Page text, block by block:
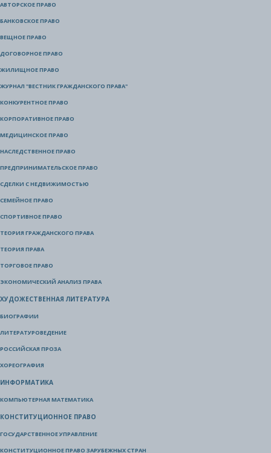
АВТОРСКОЕ ПРАВО
БАНКОВСКОЕ ПРАВО
ВЕЩНОЕ ПРАВО
ДОГОВОРНОЕ ПРАВО
ЖИЛИЩНОЕ ПРАВО
ЖУРНАЛ "ВЕСТНИК ГРАЖДАНСКОГО ПРАВА"
КОНКУРЕНТНОЕ ПРАВО
КОРПОРАТИВНОЕ ПРАВО
МЕДИЦИНСКОЕ ПРАВО
НАСЛЕДСТВЕННОЕ ПРАВО
ПРЕДПРИНИМАТЕЛЬСКОЕ ПРАВО
СДЕЛКИ С НЕДВИЖИМОСТЬЮ
СЕМЕЙНОЕ ПРАВО
СПОРТИВНОЕ ПРАВО
ТЕОРИЯ ГРАЖДАНСКОГО ПРАВА
ТЕОРИЯ ПРАВА
ТОРГОВОЕ ПРАВО
ЭКОНОМИЧЕСКИЙ АНАЛИЗ ПРАВА
ХУДОЖЕСТВЕННАЯ ЛИТЕРАТУРА
БИОГРАФИИ
ЛИТЕРАТУРОВЕДЕНИЕ
РОССИЙСКАЯ ПРОЗА
ХОРЕОГРАФИЯ
ИНФОРМАТИКА
КОМПЬЮТЕРНАЯ МАТЕМАТИКА
КОНСТИТУЦИОННОЕ ПРАВО
ГОСУДАРСТВЕННОЕ УПРАВЛЕНИЕ
КОНСТИТУЦИОННОЕ ПРАВО ЗАРУБЕЖНЫХ СТРАН